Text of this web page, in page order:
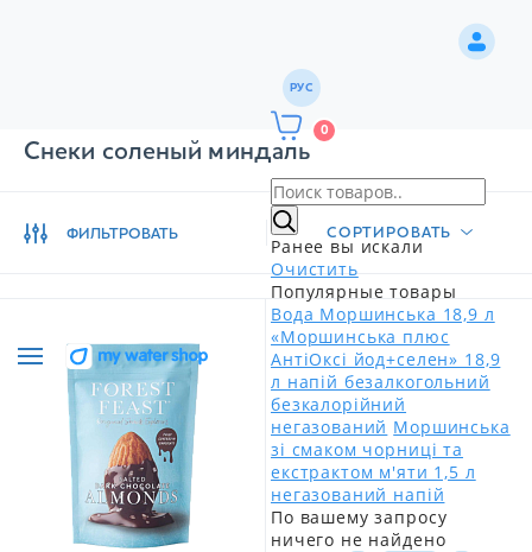
РУС
0
Ранее вы искали
Очистить
Популярные товары
Вода Моршинська 18,9 л
«Моршинська плюс
АнтіОксі йод+селен» 18,9
л напій безалкогольний
безкалорійний
негазований Моршинська
зі смаком чорниці та
екстрактом м'яти 1,5 л
негазований напій
По вашему запросу
ничего не найдено
Снеки соленый миндаль
ФИЛЬТРОВАТЬ СОРТИРОВАТЬ